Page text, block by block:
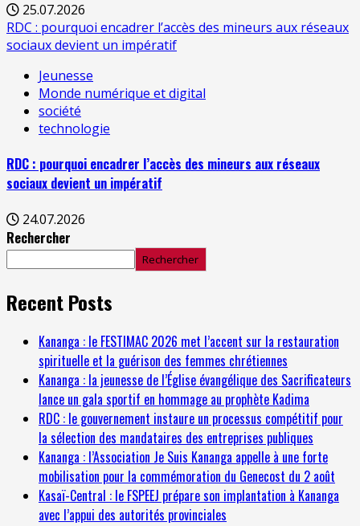
25.07.2026
RDC : pourquoi encadrer l’accès des mineurs aux réseaux
sociaux devient un impératif
Jeunesse
Monde numérique et digital
société
technologie
RDC : pourquoi encadrer l’accès des mineurs aux réseaux
sociaux devient un impératif
24.07.2026
Rechercher
Rechercher
Recent Posts
Kananga : le FESTIMAC 2026 met l’accent sur la restauration
spirituelle et la guérison des femmes chrétiennes
Kananga : la jeunesse de l’Église évangélique des Sacrificateurs
lance un gala sportif en hommage au prophète Kadima
RDC : le gouvernement instaure un processus compétitif pour
la sélection des mandataires des entreprises publiques
Kananga : l’Association Je Suis Kananga appelle à une forte
mobilisation pour la commémoration du Genecost du 2 août
Kasaï-Central : le FSPEEJ prépare son implantation à Kananga
avec l’appui des autorités provinciales